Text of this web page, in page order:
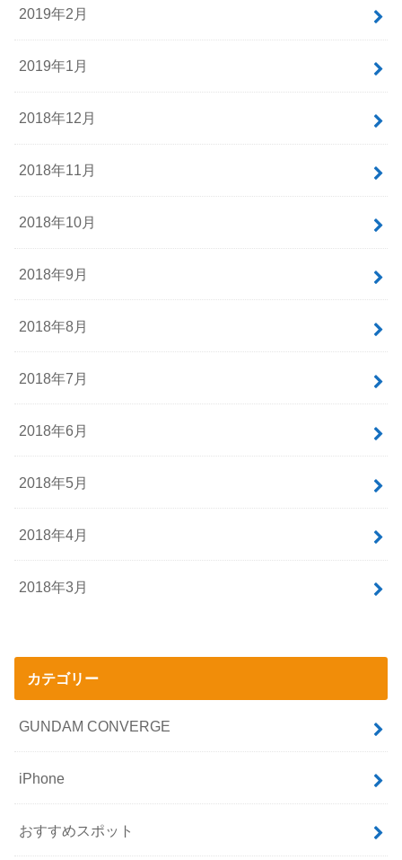
2019年2月
2019年1月
2018年12月
2018年11月
2018年10月
2018年9月
2018年8月
2018年7月
2018年6月
2018年5月
2018年4月
2018年3月
カテゴリー
GUNDAM CONVERGE
iPhone
おすすめスポット